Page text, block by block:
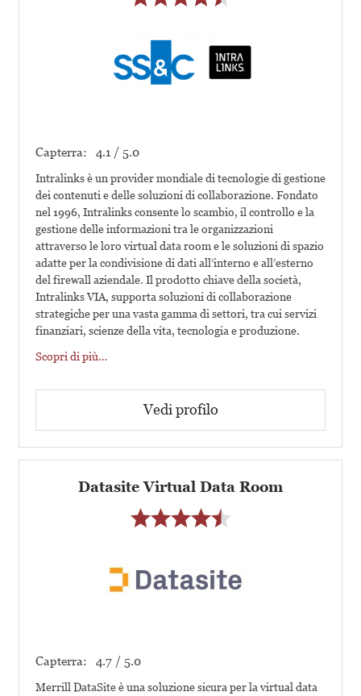
Capterra: 4.1 / 5.0
Intralinks è un provider mondiale di tecnologie di gestione
dei contenuti e delle soluzioni di collaborazione. Fondato
nel 1996, Intralinks consente lo scambio, il controllo e la
gestione delle informazioni tra le organizzazioni
attraverso le loro virtual data room e le soluzioni di spazio
adatte per la condivisione di dati all’interno e all’esterno
del firewall aziendale. Il prodotto chiave della società,
Intralinks VIA, supporta soluzioni di collaborazione
strategiche per una vasta gamma di settori, tra cui servizi
finanziari, scienze della vita, tecnologia e produzione.
Scopri di più…
Vedi profilo
Datasite Virtual Data Room
Capterra: 4.7 / 5.0
Merrill DataSite è una soluzione sicura per la virtual data